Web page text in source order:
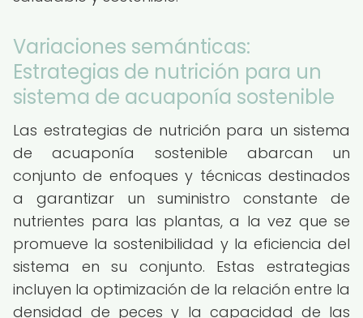
Variaciones semánticas:
Estrategias de nutrición para un
sistema de acuaponía sostenible
Las estrategias de nutrición para un sistema
de acuaponía sostenible abarcan un
conjunto de enfoques y técnicas destinados
a garantizar un suministro constante de
nutrientes para las plantas, a la vez que se
promueve la sostenibilidad y la eficiencia del
sistema en su conjunto. Estas estrategias
incluyen la optimización de la relación entre la
densidad de peces y la capacidad de las